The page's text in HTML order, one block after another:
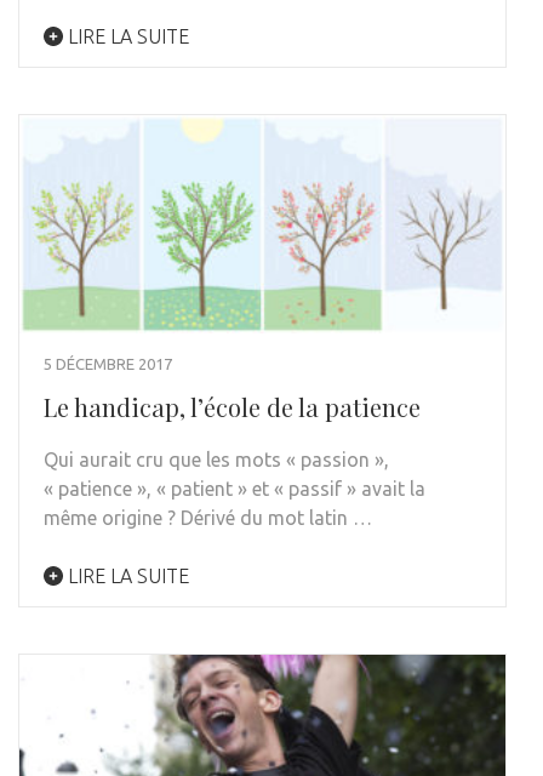
LIRE LA SUITE
5 DÉCEMBRE 2017
Le handicap, l’école de la patience
Qui aurait cru que les mots « passion »,
« patience », « patient » et « passif » avait la
même origine ? Dérivé du mot latin …
LIRE LA SUITE